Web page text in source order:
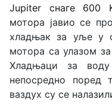
Jupiter снаге 600
мотора јавио се
хладњак за уље у
мотора са улазом
Хладњаци за
непосредно поред
ваздух су се